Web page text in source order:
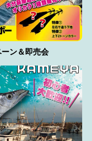
ーン＆即売会